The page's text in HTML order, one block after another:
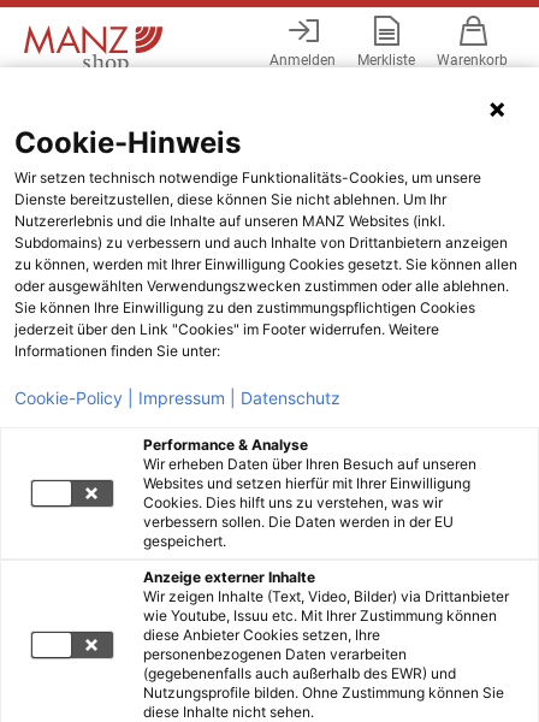
Anmelden Merkliste Warenkorb
Cookie-Hinweis
Wir setzen technisch notwendige Funktionalitäts-Cookies, um unsere
Dienste bereitzustellen, diese können Sie nicht ablehnen. Um Ihr
Nutzererlebnis und die Inhalte auf unseren MANZ Websites (inkl.
Subdomains) zu verbessern und auch Inhalte von Drittanbietern anzeigen
zu können, werden mit Ihrer Einwilligung Cookies gesetzt. Sie können allen
oder ausgewählten Verwendungszwecken zustimmen oder alle ablehnen.
Sie können Ihre Einwilligung zu den zustimmungspflichtigen Cookies
jederzeit über den Link "Cookies" im Footer widerrufen. Weitere
Informationen finden Sie unter:
Cookie-Policy | Impressum | Datenschutz
Performance & Analyse
Wir erheben Daten über Ihren Besuch auf unseren
Websites und setzen hierfür mit Ihrer Einwilligung
Cookies. Dies hilft uns zu verstehen, was wir
verbessern sollen. Die Daten werden in der EU
gespeichert.
Anzeige externer Inhalte
Wir zeigen Inhalte (Text, Video, Bilder) via Drittanbieter
wie Youtube, Issuu etc. Mit Ihrer Zustimmung können
diese Anbieter Cookies setzen, Ihre
personenbezogenen Daten verarbeiten
(gegebenenfalls auch außerhalb des EWR) und
Nutzungsprofile bilden. Ohne Zustimmung können Sie
diese Inhalte nicht sehen.